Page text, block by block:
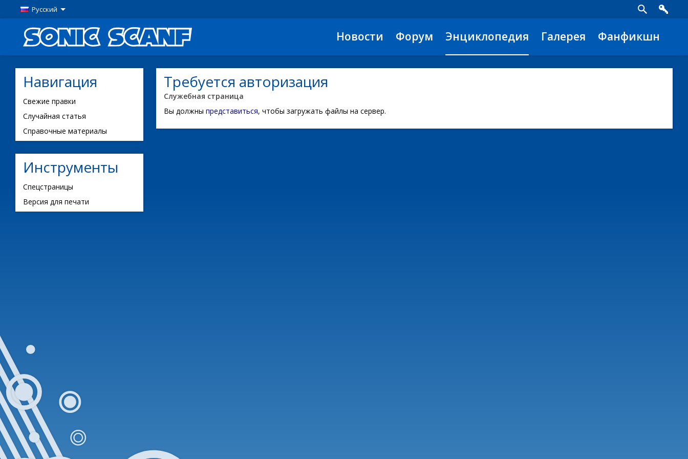
Русский
Новости Форум Энциклопедия Галерея Фанфикшн
Навигация
Свежие правки
Случайная статья
Справочные материалы
Инструменты
Спецстраницы
Версия для печати
Требуется авторизация
Служебная страница
Вы должны представиться, чтобы загружать файлы на сервер.